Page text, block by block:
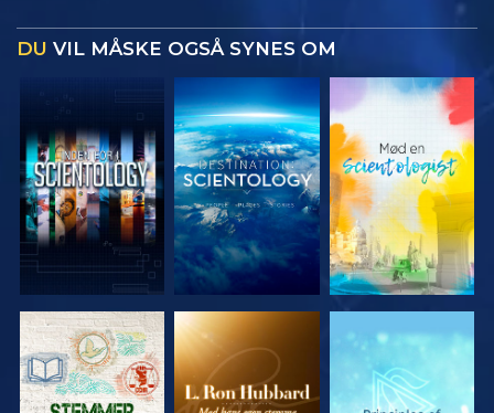
DU VIL MÅSKE OGSÅ SYNES OM
UDFORSK
SERIEN
UDFORSK
SERIEN
UDFORSK
SERIEN